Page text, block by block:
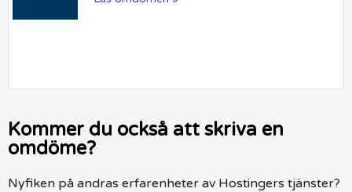
Kommer du också att skriva en
omdöme?
Nyfiken på andras erfarenheter av Hostingers tjänster?